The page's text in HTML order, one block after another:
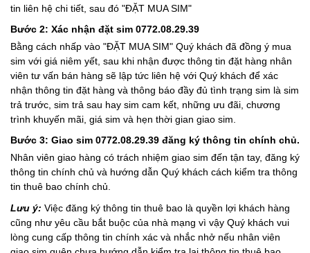
tin liên hệ chi tiết, sau đó "ĐẶT MUA SIM"
Bước 2: Xác nhận đặt sim 0772.08.29.39
Bằng cách nhấp vào "ĐẶT MUA SIM" Quý khách đã đồng ý mua
sim với giá niêm yết, sau khi nhận được thông tin đặt hàng nhân
viên tư vấn bán hàng sẽ lập tức liên hệ với Quý khách để xác
nhận thông tin đặt hàng và thông báo đầy đủ tình trạng sim là sim
trả trước, sim trả sau hay sim cam kết, những ưu đãi, chương
trình khuyến mãi, giá sim và hẹn thời gian giao sim.
Bước 3: Giao sim 0772.08.29.39 đăng ký thông tin chính chủ.
Nhân viên giao hàng có trách nhiệm giao sim đến tận tay, đăng ký
thông tin chính chủ và hướng dẫn Quý khách cách kiểm tra thông
tin thuê bao chính chủ.
Lưu ý: Việc đăng ký thông tin thuê bao là quyền lợi khách hàng
cũng như yêu cầu bắt buộc của nhà mạng vì vậy Quý khách vui
lòng cung cấp thông tin chính xác và nhắc nhở nếu nhân viên